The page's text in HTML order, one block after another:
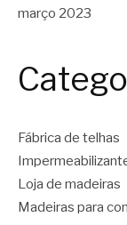
março 2023
Fábrica de telhas
Loja de madeiras
Madeiras para